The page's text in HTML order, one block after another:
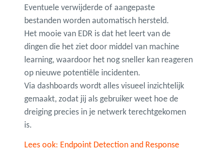
Eventuele verwijderde of aangepaste
bestanden worden automatisch hersteld.
Het mooie van EDR is dat het leert van de
dingen die het ziet door middel van machine
learning, waardoor het nog sneller kan reageren
op nieuwe potentiële incidenten.
Via dashboards wordt alles visueel inzichtelijk
gemaakt, zodat jij als gebruiker weet hoe de
dreiging precies in je netwerk terechtgekomen
is.
Lees ook: Endpoint Detection and Response